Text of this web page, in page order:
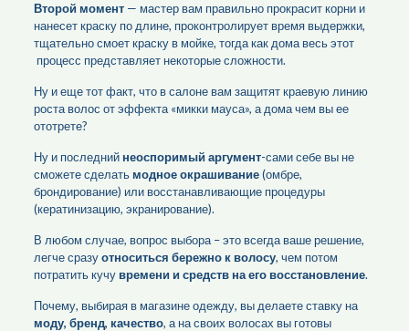
Второй момент— мастер вам правильно прокрасит корни и
нанесет краску по длине, проконтролирует время выдержки,
тщательно смоет краску в мойке, тогда как дома весь этот
процесс представляет некоторые сложности.
Ну и еще тот факт, что в салоне вам защитят краевую линию
роста волос от эффекта «микки мауса», а дома чем вы ее
ототрете?
Ну и последний неоспоримый аргумент-сами себе вы не
сможете сделать модное окрашивание(омбре,
брондирование) или восстанавливающие процедуры
(кератинизацию, экранирование).
В любом случае, вопрос выбора – это всегда ваше решение,
легче сразуотноситься бережно к волосу, чем потом
потратить кучу времени и средств на его восстановление.
Почему, выбирая в магазине одежду, вы делаете ставку на
моду, бренд, качество, а на своих волосах вы готовы